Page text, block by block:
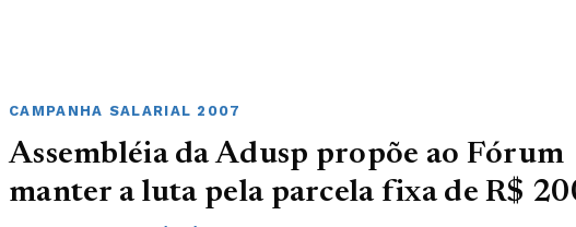
CAMPANHA SALARIAL 2007
Assembléia da Adusp propõe ao Fórum
manter a luta pela parcela fixa de R$